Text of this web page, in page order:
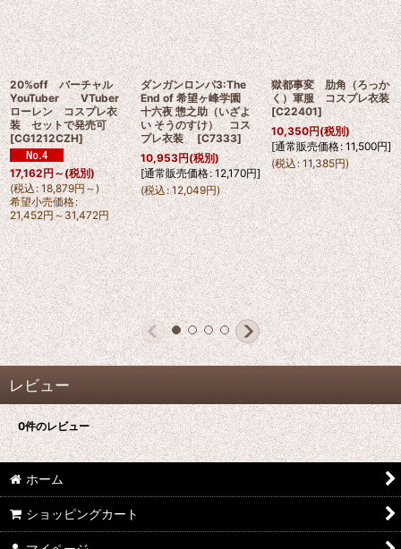
20%off バーチャル
YouTuber VTuber
ローレン コスプレ衣
装 セットで発売可
[CG1212CZH]
17,162円～(税別)
(税込: 18,879円～)
希望小売価格:
21,452円～31,472円
ダンガンロンパ3:The
End of 希望ヶ峰学園
十六夜 惣之助（いざよ
い そうのすけ） コス
プレ衣装 [C7333]
10,953円(税別)
[通常販売価格: 12,170円]
(税込: 12,049円)
獄都事変 肋角（ろっか
く）軍服 コスプレ衣装
[C22401]
10,350円(税別)
[通常販売価格: 11,500円]
(税込: 11,385円)
レビュー
0件のレビュー
ホーム
ショッピングカート